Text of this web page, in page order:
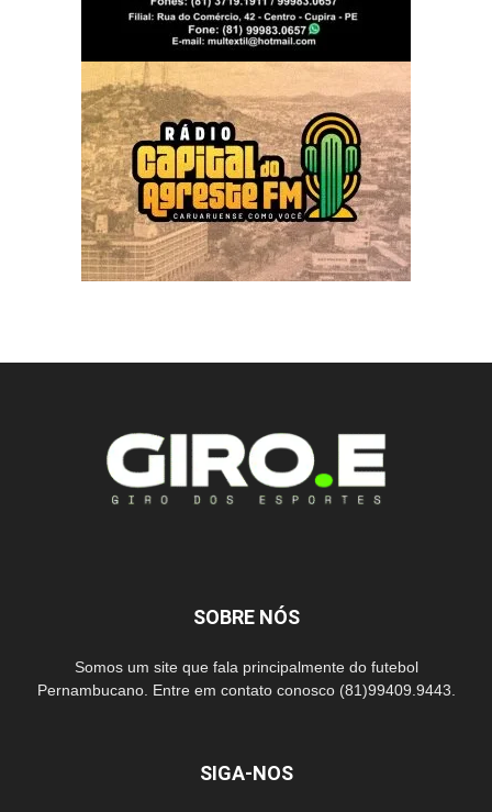
SOBRE NÓS
Somos um site que fala principalmente do futebol
Pernambucano. Entre em contato conosco (81)99409.9443.
SIGA-NOS